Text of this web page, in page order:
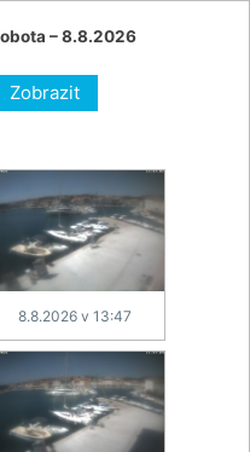
– 8.8.2026
Zobrazit
8.8.2026 v 13:47